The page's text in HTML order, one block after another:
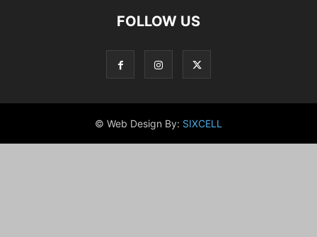
FOLLOW US
© Web Design By: SIXCELL